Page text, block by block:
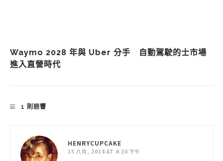
Waymo 2028 年與 Uber 分手 自動駕駛的士市場
進入直營時代
1 則迴響
HENRYCUPCAKE
15 八月, 2014 AT 4:20 下午